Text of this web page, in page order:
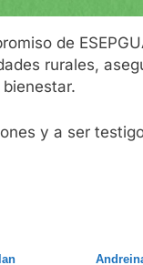
de
rurales,
y a ser